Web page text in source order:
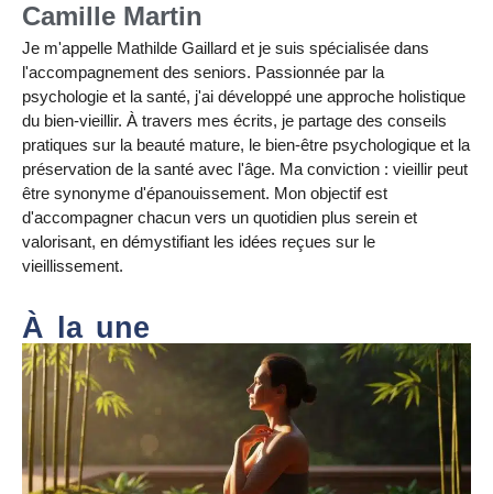
Camille Martin
Je m'appelle Mathilde Gaillard et je suis spécialisée dans
l'accompagnement des seniors. Passionnée par la
psychologie et la santé, j'ai développé une approche holistique
du bien-vieillir. À travers mes écrits, je partage des conseils
pratiques sur la beauté mature, le bien-être psychologique et la
préservation de la santé avec l'âge. Ma conviction : vieillir peut
être synonyme d'épanouissement. Mon objectif est
d'accompagner chacun vers un quotidien plus serein et
valorisant, en démystifiant les idées reçues sur le
vieillissement.
À la une